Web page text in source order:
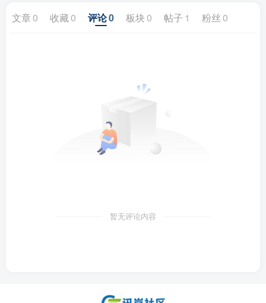
文章0 收藏 0 评论0 板块 0 帖子 1 粉丝 0
暂无评论内容